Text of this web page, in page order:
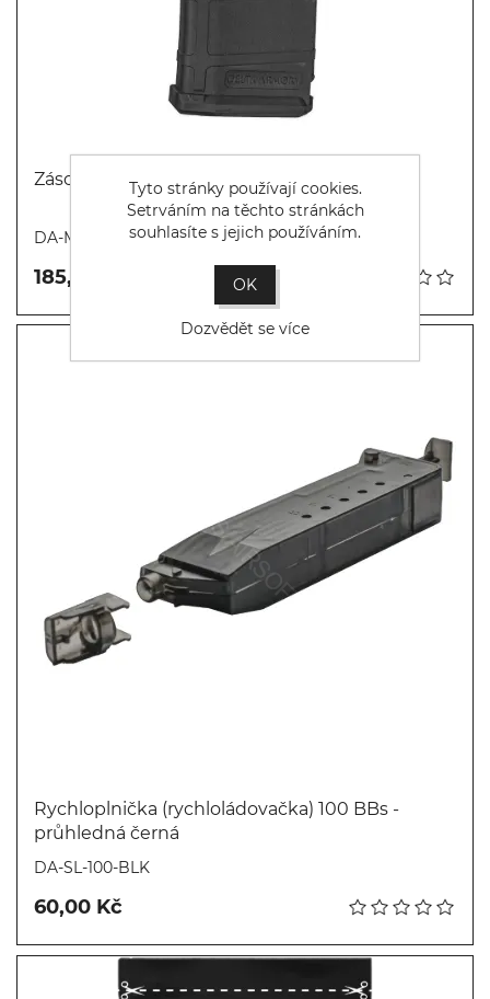
Koupit
Zásobník DMAG pro M4/M16 - 120BB - Černý
DA-M4-DMAG-T-120BB-BLK
185,00 Kč
Rychloplnička (rychloládovačka) 100 BBs -
průhledná černá
DA-SL-100-BLK
60,00 Kč
Tyto stránky používají cookies.
Setrváním na těchto stránkách
souhlasíte s jejich používáním.
OK
Dozvědět se více